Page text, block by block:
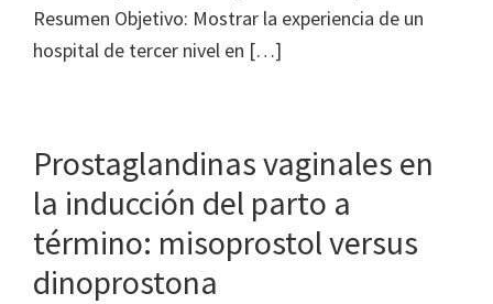
Resumen Objetivo: Mostrar la experiencia de un
hospital de tercer nivel en […]
Prostaglandinas vaginales en
la inducción del parto a
término: misoprostol versus
dinoprostona